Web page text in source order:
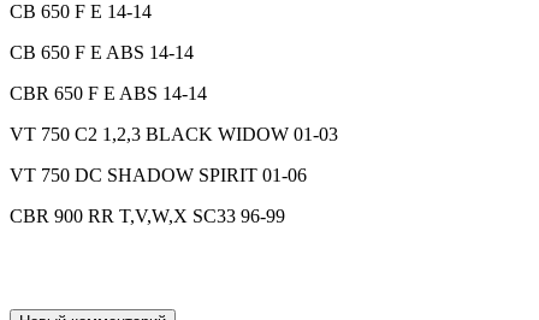
CB 650 F E 14-14
CB 650 F E ABS 14-14
CBR 650 F E ABS 14-14
VT 750 C2 1,2,3 BLACK WIDOW 01-03
VT 750 DC SHADOW SPIRIT 01-06
CBR 900 RR T,V,W,X SC33 96-99